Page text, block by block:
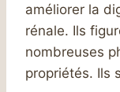
améliorer la
rénale. Ils
nombreuses
propriétés. Ils